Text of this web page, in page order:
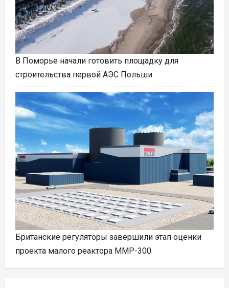
В Поморье начали готовить площадку для
строительства первой АЭС Польши
Британские регуляторы завершили этап оценки
проекта малого реактора ММР-300